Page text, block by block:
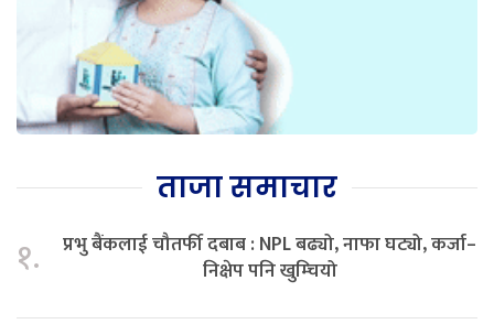
ताजा समाचार
१.
प्रभु बैंकलाई चौतर्फी दबाब : NPL बढ्यो, नाफा घट्यो, कर्जा–
निक्षेप पनि खुम्चियो